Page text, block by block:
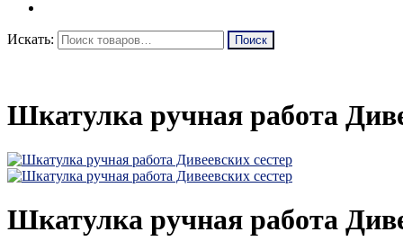
Искать:
Шкатулка ручная работа
Шкатулка ручная работа